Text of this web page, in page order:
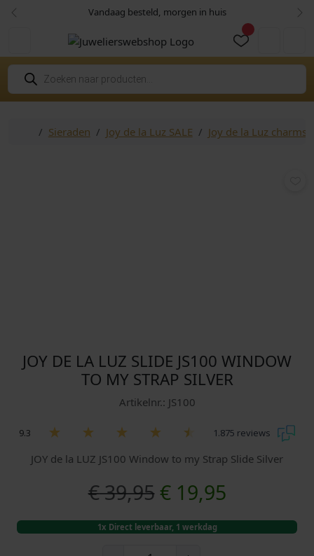
Skip to content
Skip to footer Vandaag besteld, morgen in huis
Vorige
Account
P
o
d
HomeSieraden Joy de la Luz SALE Joy de la Luz charms
JOY DE LA LUZ SLIDE JS100 WINDOW
TO MY STRAP SILVER
Artikelnr.: JS100
9.3 1.875 reviews
JOY de la LUZ JS100 Window to my Strap Slide Silver
€39,95 O
o
€19,95H
u
1x Direct leverbaar, 1 werkdag